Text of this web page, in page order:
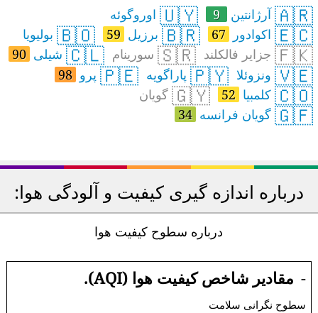
🇦🇷آرژانتین 9
🇺🇾اوروگوئه
🇪🇨اکوادور 67
🇧🇷برزیل 59
🇧🇴بولیویا
🇫🇰جزایر فالکلند 🇸🇷سورینام 🇨🇱شیلی 90
🇻🇪ونزوئلا 🇵🇾پاراگویه 🇵🇪پرو 98
🇨🇴کلمبیا 52
🇬🇾گویان
🇬🇫گویان فرانسه 34
درباره اندازه گیری کیفیت و آلودگی هوا:
درباره سطوح کیفیت هوا
- مقادیر شاخص کیفیت هوا (AQI).
سطوح نگرانی سلامت